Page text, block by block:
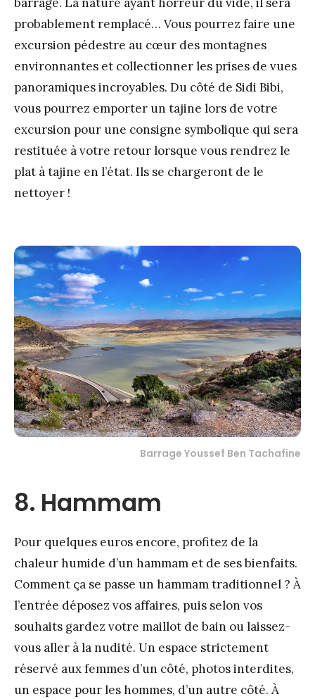
probablement remplacé… Vous pourrez faire une
excursion pédestre au cœur des montagnes
environnantes et collectionner les prises de vues
panoramiques incroyables. Du côté de Sidi Bibi,
vous pourrez emporter un tajine lors de votre
excursion pour une consigne symbolique qui sera
restituée à votre retour lorsque vous rendrez le
plat à tajine en l’état. Ils se chargeront de le
nettoyer !
Barrage Youssef Ben Tachafine
8. Hammam
Pour quelques euros encore, profitez de la
chaleur humide d’un hammam et de ses bienfaits.
Comment ça se passe un hammam traditionnel ? À
l’entrée déposez vos affaires, puis selon vos
souhaits gardez votre maillot de bain ou laissez-
vous aller à la nudité. Un espace strictement
réservé aux femmes d’un côté, photos interdites,
un espace pour les hommes, d’un autre côté. À